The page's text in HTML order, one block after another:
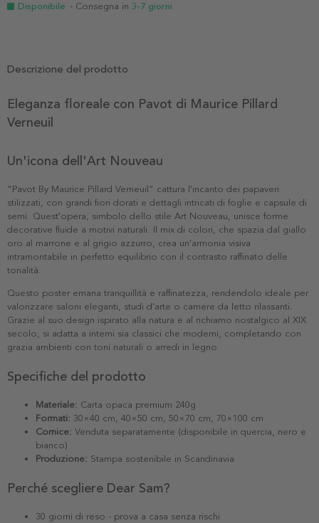
Disponibile - Consegna in 3-7 giorni
Descrizione del prodotto
Eleganza floreale con Pavot di Maurice Pillard
Verneuil
Un'icona dell'Art Nouveau
"Pavot By Maurice Pillard Verneuil" cattura l'incanto dei papaveri
stilizzati, con grandi fiori dorati e dettagli intricati di foglie e capsule di
semi. Quest'opera, simbolo dello stile Art Nouveau, unisce forme
decorative fluide a motivi naturali. Il mix di colori, che spazia dal giallo
oro al marrone e al grigio azzurro, crea un'armonia visiva
intramontabile in perfetto equilibrio con il contrasto raffinato delle
tonalità.
Questo poster emana tranquillità e raffinatezza, rendendolo ideale per
valorizzare saloni eleganti, studi d'arte o camere da letto rilassanti.
Grazie al suo design ispirato alla natura e al richiamo nostalgico al XIX
secolo, si adatta a interni sia classici che moderni, completando con
grazia ambienti con toni naturali o arredi in legno.
Specifiche del prodotto
Materiale: Carta opaca premium 240g
Formati: 30×40 cm, 40×50 cm, 50×70 cm, 70×100 cm
Cornice: Venduta separatamente (disponibile in quercia, nero e
bianco)
Produzione: Stampa sostenibile in Scandinavia
Perché scegliere Dear Sam?
30 giorni di reso - prova a casa senza rischi